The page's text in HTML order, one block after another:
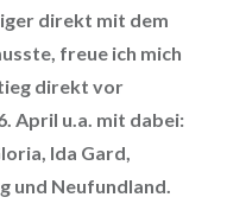
direkt mit dem
freue ich mich
direkt vor
April u.a. mit dabei:
Ida Gard,
und Neufundland.